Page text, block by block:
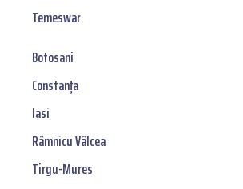
Temeswar
Botosani
Constanța
Iasi
Râmnicu Vâlcea
Tirgu-Mures